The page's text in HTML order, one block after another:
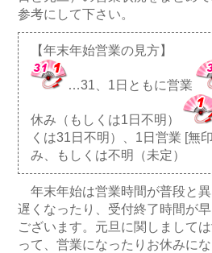
参考にして下さい。
【年末年始営業の見方】
…31、1日ともに営業
休み（もしくは1日不明）
くは31日不明）、1日営業 [無
み、もしくは不明（未定）
年末年始は営業時間が普段と
遅くなったり、受付終了時間が
ございます。元旦に関しまして
って、営業になったりお休みに